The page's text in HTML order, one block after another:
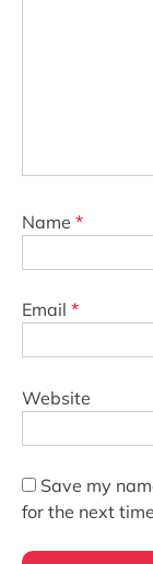
Name *
Email *
Website
Save my
for the next